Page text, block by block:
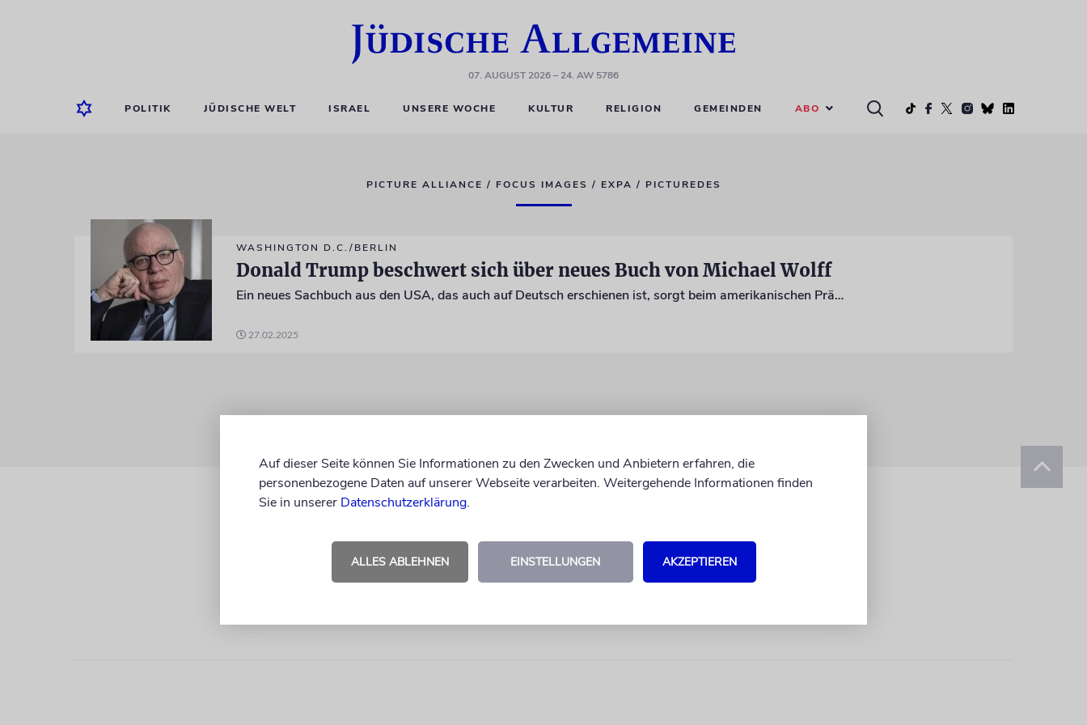
07. AUGUST 2026– 24. AW 5786
POLITIK JÜDISCHE WELT ISRAEL UNSERE WOCHE KULTUR RELIGION GEMEINDEN ABO
PICTURE ALLIANCE / FOCUS IMAGES / EXPA / PICTUREDES
WASHINGTON D.C./BERLIN
Donald Trump beschwert sich über neues Buch von Michael Wolff
Ein neues Sachbuch aus den USA, das auch auf Deutsch erschienen ist, sorgt beim amerikanischen Präsidenten für Unmut
27.02.2025
Auf dieser Seite können Sie Informationen zu den Zwecken und Anbietern erfahren, die
personenbezogene Daten auf unserer Webseite verarbeiten. Weitergehende Informationen finden
Sie in unserer Datenschutzerklärung.
ALLES ABLEHNEN EINSTELLUNGEN AKZEPTIEREN